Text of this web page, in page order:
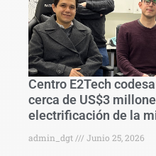
Centro E2Tech
cerca de US$3
electrificación de la
admin_dgt Junio 25, 2026